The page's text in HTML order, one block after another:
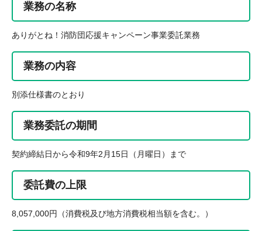
業務の名称
ありがとね！消防団応援キャンペーン事業委託業務
業務の内容
別添仕様書のとおり
業務委託の期間
契約締結日から令和9年2月15日（月曜日）まで
委託費の上限
8,057,000円（消費税及び地方消費税相当額を含む。）